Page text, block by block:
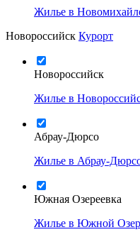
Жилье в
Новороссийск Курорт
Новороссийск
Жилье в
Абрау-Дюрсо
Жилье в Абрау-
Южная Озереевка
Жилье в Южной